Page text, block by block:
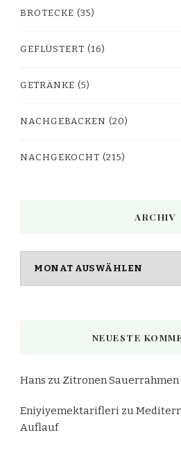
BROTECKE (35)
GEFLÜSTERT (16)
GETRÄNKE (5)
NACHGEBACKEN (20)
NACHGEKOCHT (215)
ARCHIV
NEUESTE
Hans zu Zitronen Sauerrahmen
Eniyiyemektarifleri zu
Auflauf